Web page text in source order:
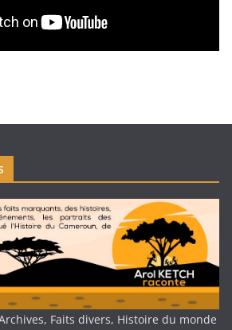
Faits divers, Histoire du monde